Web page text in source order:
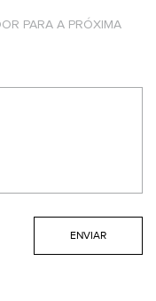
PARA A PRÓXIMA